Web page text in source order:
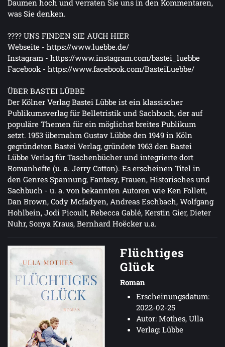
Daumen hoch und verraten Sie uns in den Kommentaren,
was Sie denken.
???? UNS FINDEN SIE AUCH HIER
Webseite - https://www.luebbe.de/​
Instagram - https://www.instagram.com/bastei_lueb​be
Facebook - https://www.facebook.com/BasteiLuebbe/​
ÜBER BASTEI LÜBBE
Der Kölner Verlag Bastei Lübbe ist ein klassischer
Publikumsverlag für Belletristik und Sachbuch, der auf
populäre Themen für ein möglichst breites Publikum
setzt. 1953 übernahm Gustav Lübbe den 1949 in Köln
gegründeten Bastei Verlag, gründete 1963 den Bastei
Lübbe Verlag für Taschenbücher und integrierte dort
Romanhefte (u. a. Jerry Cotton). Es erscheinen Titel in
den Genres Spannung, Fantasy, Frauen, Historisches und
Sachbuch - u. a. von bekannten Autoren wie Ken Follett,
Dan Brown, Cody Mcfadyen, Andreas Eschbach, Wolfgang
Hohlbein, Jodi Picoult, Rebecca Gablé, Kerstin Gier, Dieter
Nuhr, Sonya Kraus, Bernhard Hoëcker u.a.
Flüchtiges
Glück
Roman
Erscheinungsdatum:
2022-02-25
Autor: Mothes, Ulla
Verlag: Lübbe